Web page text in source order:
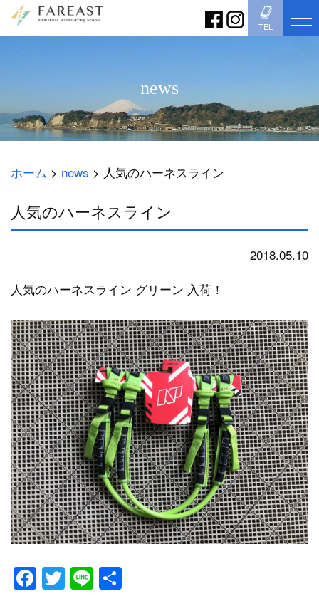
TEL
news
ホーム > news > 人気のハーネスライン
人気のハーネスライン
2018.05.10
人気のハーネスライン グリーン 入荷！
Facebook
Twitter
Line